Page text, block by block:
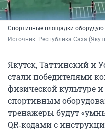
Спортивные площадки
Источник: Республика Саха
Якутск, Таттинский и
стали победителями
физической культуре
спортивным
тренажеры будут
QR‑кодами с